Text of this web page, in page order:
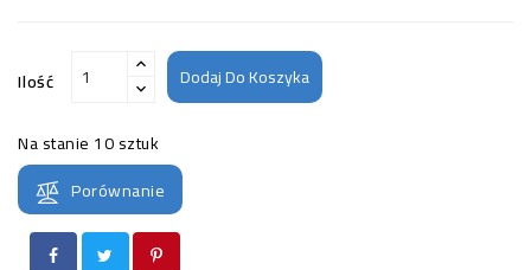
Ilość Dodaj Do Koszyka
Na stanie 10 sztuk
Porównanie